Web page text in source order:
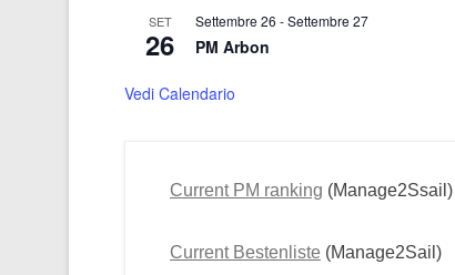
SET
26
Settembre 26 -Settembre 27
PM Arbon
Vedi Calendario
Current PM ranking (Manage2Ssail)
Current Bestenliste (Manage2Sail)